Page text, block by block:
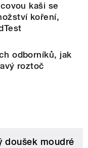
kaši se
koření,
odborníků, jak
roztoč
doušek moudré